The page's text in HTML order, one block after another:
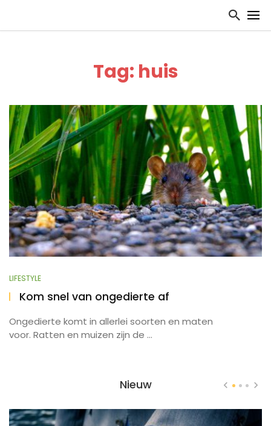
Tag: huis
LIFESTYLE
Kom snel van ongedierte af
Ongedierte komt in allerlei soorten en maten
voor. Ratten en muizen zijn de ...
Nieuw